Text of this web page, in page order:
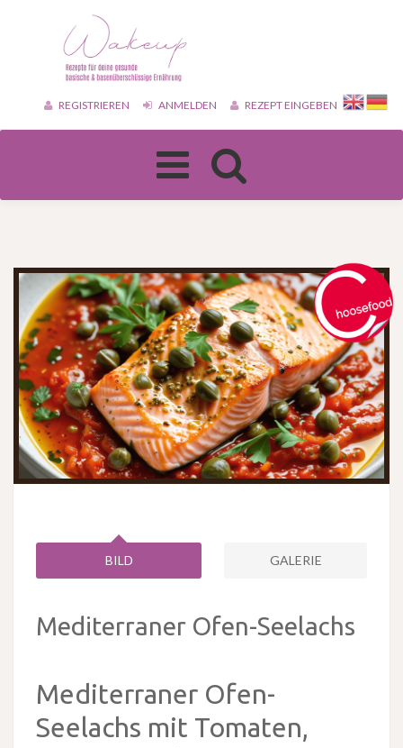
REGISTRIEREN ANMELDEN REZEPT EINGEBEN
Toggle
navigation
BILD GALERIE
Mediterraner Ofen-Seelachs
Mediterraner Ofen-
Seelachs mit Tomaten,